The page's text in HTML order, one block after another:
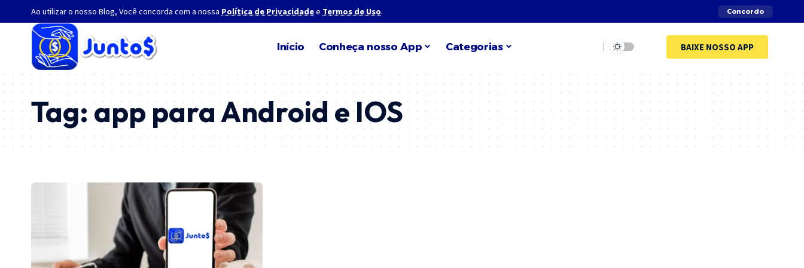
Ao utilizar o nosso Blog, Você concorda com a nossa Política de Privacidadee Termos de Uso. Concordo
Início Conheça nosso App Categorias BAIXE NOSSO APP
Tag:app para Android e IOS